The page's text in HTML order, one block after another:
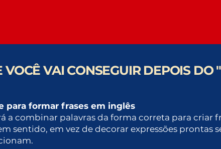
VOCÊVAI CONSEGUIR DEPOIS DO "
para formar frases em inglês
a combinar palavras da forma correta para criar
sentido, em vez de decorar expressões prontas